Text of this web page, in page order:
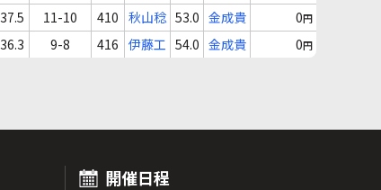
37.5 11-10 410 秋山稔 53.0 金成貴 0円
36.3 9-8 416 伊藤工 54.0 金成貴 0円
開催日程